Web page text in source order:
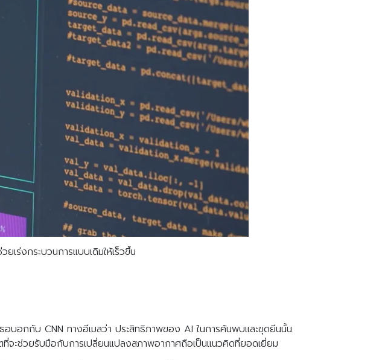
เร่งกระบวนการแบบเดิมให้เร็วขึ้น
อบอกกับ CNN ทางอีเมลว่า ประสิทธิภาพของ AI ในการค้นพบและขุดยีนนั้น
จะช่วยรับมือกับการเปลี่ยนแปลงสภาพอากาศถือเป็นแนวคิดที่ยอดเยี่ยม